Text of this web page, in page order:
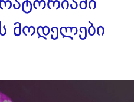
მოდელები